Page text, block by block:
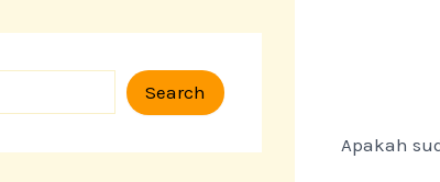
Search
Apakah